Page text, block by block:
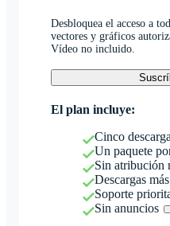
Desbloquea el acceso a
vectores y gráficos
Vídeo no incluido.
El plan incluye:
Cinco
Un paquete
Sin atribución
Descargas
Soporte
Sin anuncios